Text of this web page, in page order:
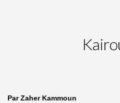
Par Zaher Kammoun